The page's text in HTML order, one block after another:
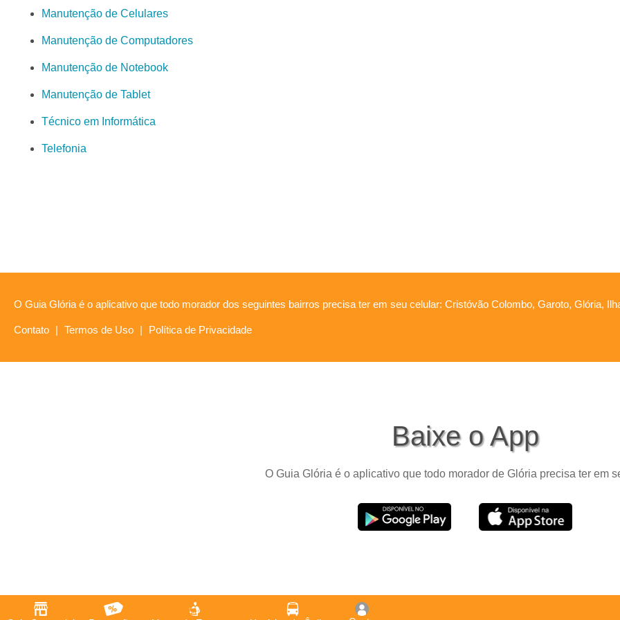
Manutenção de Celulares
Manutenção de Computadores
Manutenção de Notebook
Manutenção de Tablet
Técnico em Informática
Telefonia
O Guia Glória é o aplicativo que todo morador dos seguintes bairros precisa ter em seu celular: Cristóvão Colombo, Garoto, Glória,
Contato | Termos de Uso | Política de Privacidade
Baixe o App
O Guia Glória é o aplicativo que todo morador de Glória precisa ter em